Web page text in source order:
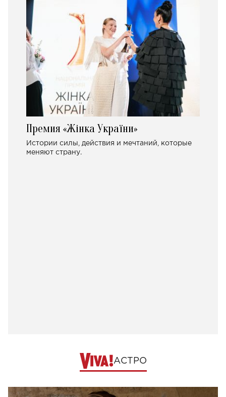
Премия «Жінка України»
Истории силы, действия и мечтаний, которые
меняют страну.
АСТРО